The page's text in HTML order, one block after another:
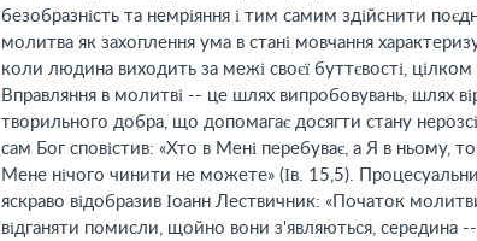
безобразність та немріяння і тим самим здійснити
молитва як захоплення ума в стані мовчання
коли людина виходить за межі своєї буттєвості,
Вправляння в молитві -- це шлях випробовувань, шлях
творильного добра, що допомагає досягти стану
сам Бог сповістив: «Хто в Мені перебуває, а Я в ньому,
Мене нічого чинити не можете» (Ів. 15,5).
яскраво відобразив Іоанн Лествичник: «Початок
відганяти помисли, щойно вони з'являються, середина